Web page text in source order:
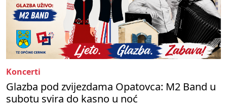
Koncerti
Glazba pod zvijezdama Opatovca: M2 Band u
subotu svira do kasno u noć